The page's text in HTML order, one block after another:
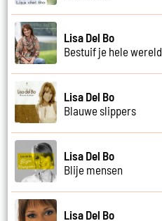
Lisa Del Bo
Bestuif je hele wereld
Lisa Del Bo
Blauwe slippers
Lisa Del Bo
Blije mensen
Lisa Del Bo